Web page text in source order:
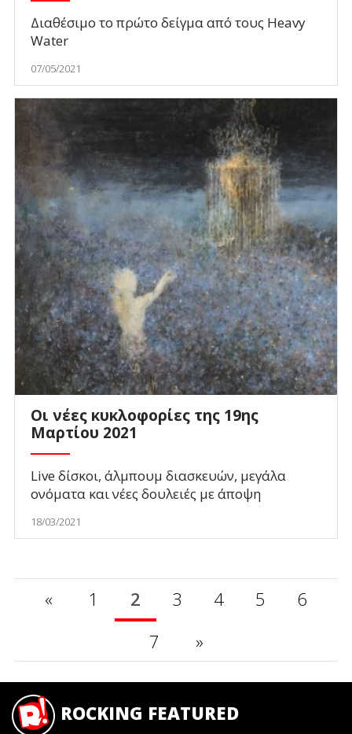
Διαθέσιμο το πρώτο δείγμα από τους Heavy
Water
07/05/2021
Οι νέες κυκλοφορίες της 19ης
Μαρτίου 2021
Live δίσκοι, άλμπουμ διασκευών, μεγάλα
ονόματα και νέες δουλειές με άποψη
18/03/2021
« 1 2 3 4 5
6
7
»
ROCKING FEATURED